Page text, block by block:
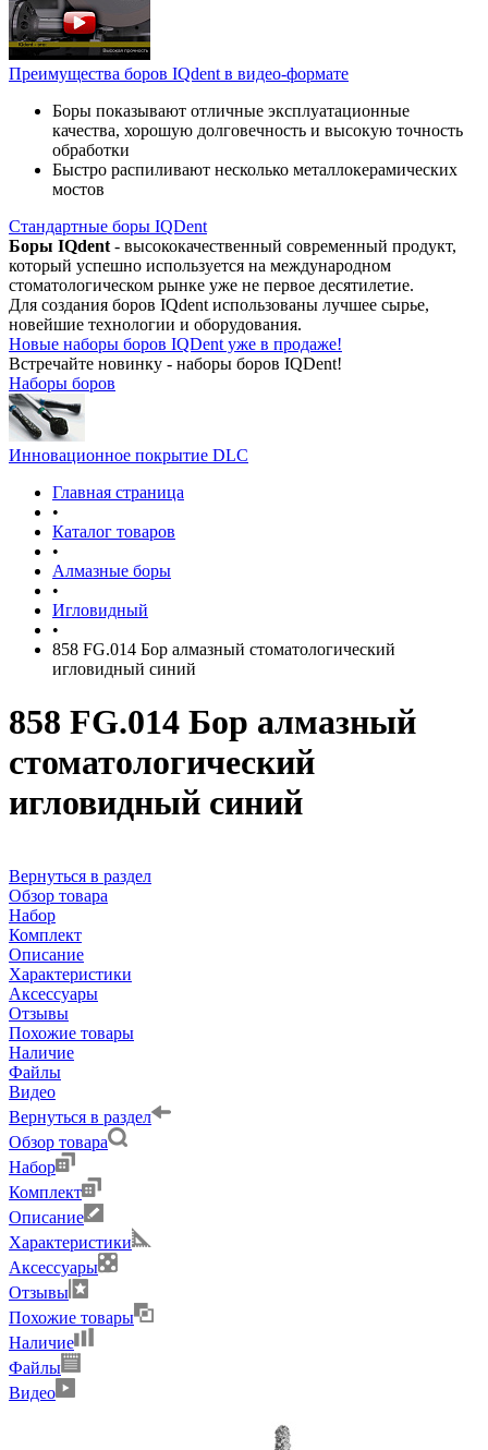
Преимущества боров IQdent в видео-формате
Боры показывают отличные эксплуатационные
качества, хорошую долговечность и высокую точность
обработки
Быстро распиливают несколько металлокерамических
мостов
Стандартные боры IQDent
Боры IQdent - высококачественный современный продукт,
который успешно используется на международном
стоматологическом рынке уже не первое десятилетие.
Для создания боров IQdent использованы лучшее сырье,
новейшие технологии и оборудования.
Новые наборы боров IQDent уже в продаже!
Встречайте новинку - наборы боров IQDent!
Наборы боров
Инновационное покрытие DLC
Главная страница
•
Каталог товаров
•
Алмазные боры
•
Игловидный
•
858 FG.014 Бор алмазный стоматологический
игловидный синий
858 FG.014 Бор алмазный
стоматологический
игловидный синий
Вернуться в раздел
Обзор товара
Набор
Комплект
Описание
Характеристики
Аксессуары
Отзывы
Похожие товары
Наличие
Файлы
Видео
Вернуться в раздел
Обзор товара
Набор
Комплект
Описание
Характеристики
Аксессуары
Отзывы
Похожие товары
Наличие
Файлы
Видео